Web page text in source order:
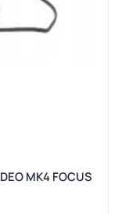
MK4 FOCUS